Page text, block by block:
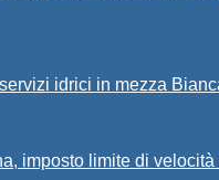
idrici in mezza
imposto limite di velocità